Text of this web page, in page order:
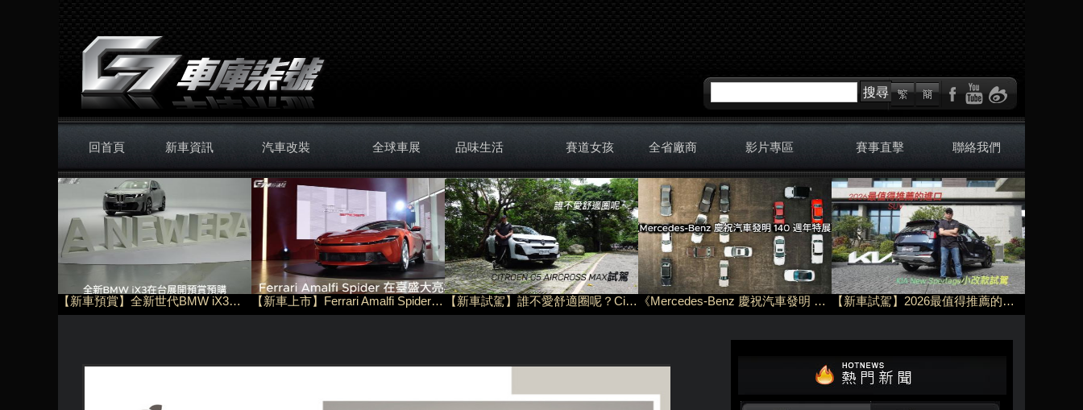
搜尋
回首頁 新車資訊 汽車改裝 全球車展 品味生活 賽道女孩 全省廠商 影片專區 賽事直擊 聯絡我們
【新車預賞】全新世代BMW iX3展開預賞預購！ 【新車上市】Ferrari Amalfi Spider 在臺盛大亮相！ 【新車試駕】誰不愛舒適圈呢？Citroen C5 Aircross MAX試駕！ 《Mercedes-Benz 慶祝汽車發明 140 週年特展》盛大開展，德國博物館傳奇來台、北高接力同慶 【新車試駕】2026最值得推薦的進口SUV-KIA New Sportage小改款試駕！